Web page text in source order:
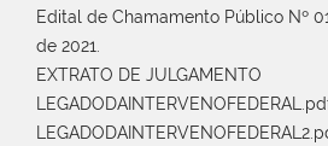
Edital de Chamamento Público Nº
de 2021.
EXTRATO DE JULGAMENTO